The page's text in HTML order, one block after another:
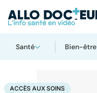
Santé Bien-être
AccueilSanté Accès aux soins
ACCÈS AUX SOINS